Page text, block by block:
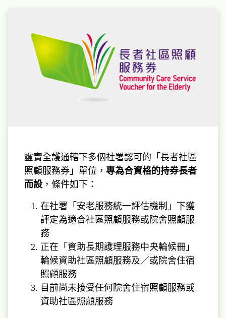
靈實全護通轄下多個社署認可的「長者社區
照顧服務券」單位，專為合資格的持券長者
而設 ，條件如下：
在社署「安老服務統一評估機制」下獲
評定為適合社區照顧服務或院舍照顧服
務
正在「資助長期護理服務中央輪候冊」
輪候資助社區照顧服務及／或院舍住宿
照顧服務
目前尚未接受任何院舍住宿照顧服務或
資助社區照顧服務